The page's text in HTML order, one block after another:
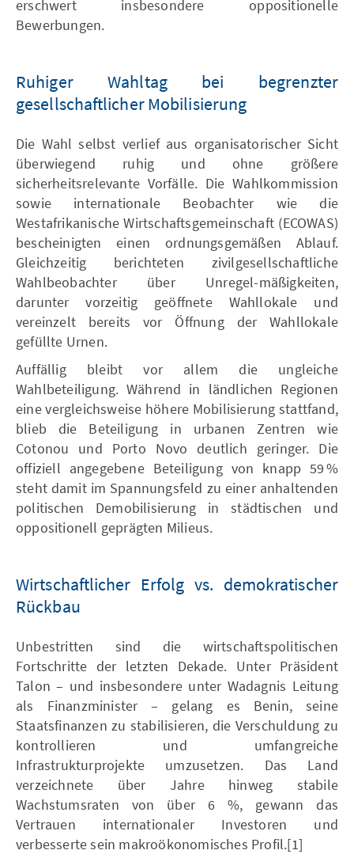
erschwert insbesondere oppositionelle
Bewerbungen.
Ruhiger Wahltag bei begrenzter
gesellschaftlicher Mobilisierung
Die Wahl selbst verlief aus organisatorischer Sicht
überwiegend ruhig und ohne größere
sicherheitsrelevante Vorfälle. Die Wahlkommission
sowie internationale Beobachter wie die
Westafrikanische Wirtschaftsgemeinschaft (ECOWAS)
bescheinigten einen ordnungsgemäßen Ablauf.
Gleichzeitig berichteten zivilgesellschaftliche
Wahlbeobachter über Unregel-mäßigkeiten,
darunter vorzeitig geöffnete Wahllokale und
vereinzelt bereits vor Öffnung der Wahllokale
gefüllte Urnen.
Auffällig bleibt vor allem die ungleiche
Wahlbeteiligung. Während in ländlichen Regionen
eine vergleichsweise höhere Mobilisierung stattfand,
blieb die Beteiligung in urbanen Zentren wie
Cotonou und Porto Novo deutlich geringer. Die
offiziell angegebene Beteiligung von knapp 59 %
steht damit im Spannungsfeld zu einer anhaltenden
politischen Demobilisierung in städtischen und
oppositionell geprägten Milieus.
Wirtschaftlicher Erfolg vs. demokratischer
Rückbau
Unbestritten sind die wirtschaftspolitischen
Fortschritte der letzten Dekade. Unter Präsident
Talon – und insbesondere unter Wadagnis Leitung
als Finanzminister – gelang es Benin, seine
Staatsfinanzen zu stabilisieren, die Verschuldung zu
kontrollieren und umfangreiche
Infrastrukturprojekte umzusetzen. Das Land
verzeichnete über Jahre hinweg stabile
Wachstumsraten von über 6 %, gewann das
Vertrauen internationaler Investoren und
verbesserte sein makroökonomisches Profil.[1]